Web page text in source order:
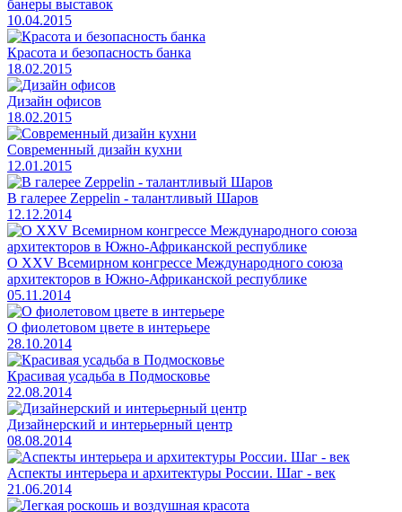
банеры выставок
10.04.2015
Красота и безопасность банка
18.02.2015
Дизайн офисов
18.02.2015
Современный дизайн кухни
12.01.2015
В галерее Zeppelin - талантливый Шаров
12.12.2014
О ХХV Всемирном конгрессе Международного союза
архитекторов в Южно-Африканской республике
05.11.2014
О фиолетовом цвете в интерьере
28.10.2014
Красивая усадьба в Подмосковье
22.08.2014
Дизайнерский и интерьерный центр
08.08.2014
Аспекты интерьера и архитектуры России. Шаг - век
21.06.2014